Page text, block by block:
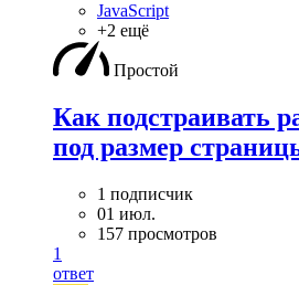
JavaScript
+2 ещё
Простой
Как подстраивать
под размер
1 подписчик
01 июл.
157 просмотров
1
ответ